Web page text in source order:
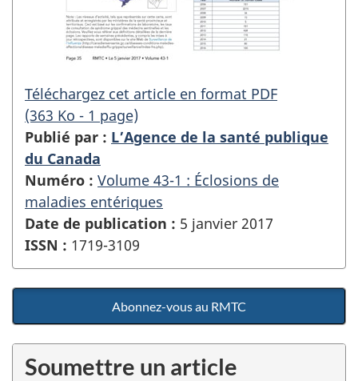
Téléchargez cet article en format PDF
(363 Ko - 1 page)
Publié par : L’Agence de la santé publique
du Canada
Numéro : Volume 43-1 : Éclosions de
maladies entériques
Date de publication : 5 janvier 2017
ISSN : 1719-3109
Abonnez-vous au RMTC
Soumettre un article